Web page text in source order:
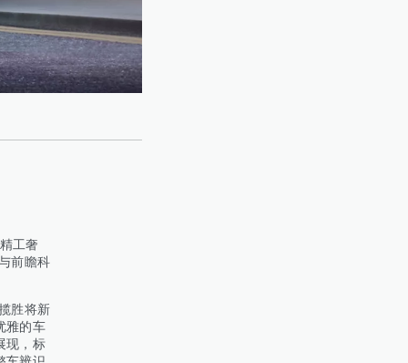
工奢
前瞻科
胜将新
雅的车
现，标